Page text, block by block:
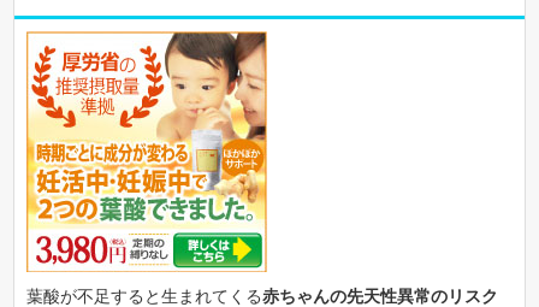
葉酸が不足すると生まれてくる赤ちゃんの先天性異常のリスク